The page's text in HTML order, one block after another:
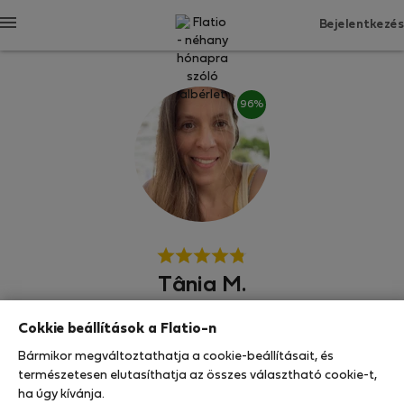
Bejelentkezés
96%
Tânia M.
A környék hőse
Tapasztalt bérbeadó
Cokkie beállítások a Flatio-n
Bármikor megváltoztathatja a cookie-beállításait, és
természetesen elutasíthatja az összes választható cookie-t,
ha úgy kívánja.